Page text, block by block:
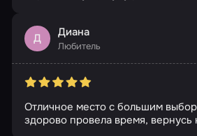
Д Диана
Любитель
Отличное место с большим
здорово провела время, вернусь